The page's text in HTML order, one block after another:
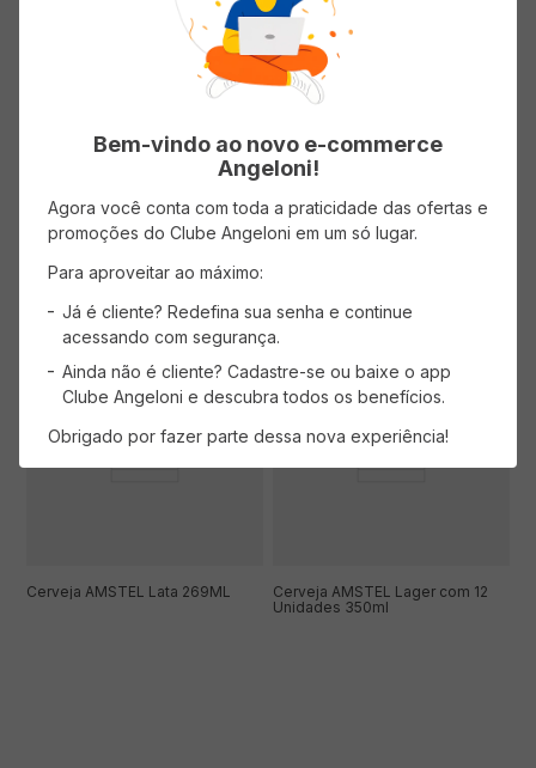
( R$ 14,06/l )
99
Cerveja Lager Puro Malte sem
Glúten AMSTEL Ultra Garrafa
275ml
Cerveja AMSTEL Lata 269ML
Cerveja AMSTEL Lager com 12
Unidades 350ml
Bem-vindo ao novo e-commerce
Angeloni!
Agora você conta com toda a praticidade das ofertas e
promoções do Clube Angeloni em um só lugar.
Para aproveitar ao máximo:
Já é cliente? Redefina sua senha e continue
acessando com segurança.
Ainda não é cliente? Cadastre-se ou baixe o app
Clube Angeloni e descubra todos os benefícios.
Obrigado por fazer parte dessa nova experiência!